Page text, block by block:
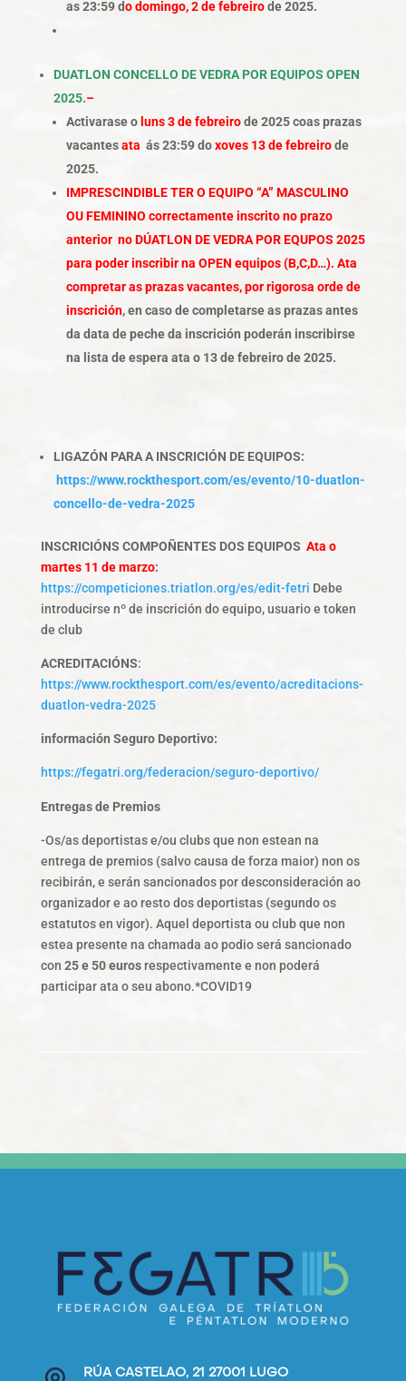
as 23:59 do domingo, 2 de febreirode 2025.
DUATLON CONCELLO DE VEDRA POR EQUIPOS OPEN
2025.–
Activarase o luns 3 de febreirode 2025 coas prazas
vacantesata ás 23:59 doxoves 13 de febreirode
2025.
IMPRESCINDIBLE TER O EQUIPO “A” MASCULINO
OU FEMININO correctamente inscrito no prazo
anterior no DÚATLON DE VEDRA POR EQUPOS 2025
para poder inscribir na OPEN equipos (B,C,D…). Ata
compretar as prazas vacantes, porrigorosa orde de
inscrición, en caso de completarse as prazas antes
da data de peche da inscrición poderán inscribirse
na lista de espera ata o 13 de febreirode 2025.
LIGAZÓN PARA A INSCRICIÓN DE EQUIPOS:
https://www.rockthesport.com/es/evento/10-duatlon-
concello-de-vedra-2025
INSCRICIÓNS COMPOÑENTES DOS EQUIPOS Ata o
martes 11 de marzo:
https://competiciones.triatlon.org/es/edit-fetri Debe
introducirse nº de inscrición do equipo, usuario e token
de club
ACREDITACIÓNS:
https://www.rockthesport.com/es/evento/acreditacions-
duatlon-vedra-2025
información Seguro Deportivo:
https://fegatri.org/federacion/seguro-deportivo/
Entregas de Premios
-Os/as deportistas e/ou clubs que non estean na
entrega de premios (salvo causa de forza maior) non os
recibirán, e serán sancionados por desconsideración ao
organizador e ao resto dos deportistas (segundo os
estatutos en vigor). Aquel deportista ou club que non
estea presente na chamada ao podio será sancionado
con 25 e 50 eurosrespectivamente e non poderá
participar ata o seu abono.*COVID19
RÚA CASTELAO, 21 27001 LUGO